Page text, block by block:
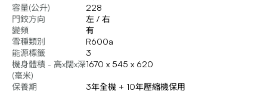
容量(公升)
228
門鉸方向
左 / 右
變頻
有
雪種類別
R600a
能源標籤
3
機身體積 - 高x闊x深
(毫米)
1670 x 545 x 620
保養期 3年全機 + 10年壓縮機保用